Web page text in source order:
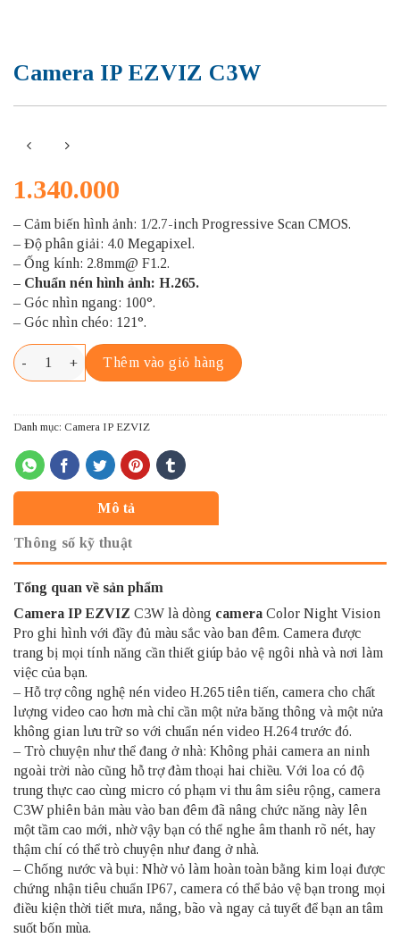
Camera IP EZVIZ C3W
1.340.000
– Cảm biến hình ảnh: 1/2.7-inch Progressive Scan CMOS.
– Độ phân giải: 4.0 Megapixel.
– Ống kính: 2.8mm@ F1.2.
– Chuẩn nén hình ảnh: H.265.
– Góc nhìn ngang: 100°.
– Góc nhìn chéo: 121°.
Camera IP EZVIZ C3W số lượng
Thêm vào giỏ hàng
Danh mục: Camera IP EZVIZ
Mô tả
Thông số kỹ thuật
Tổng quan về sản phẩm
Camera IP EZVIZ C3W là dòng camera Color Night Vision
Pro ghi hình với đầy đủ màu sắc vào ban đêm. Camera được
trang bị mọi tính năng cần thiết giúp bảo vệ ngôi nhà và nơi làm
việc của bạn.
– Hỗ trợ công nghệ nén video H.265 tiên tiến, camera cho chất
lượng video cao hơn mà chỉ cần một nửa băng thông và một nửa
không gian lưu trữ so với chuẩn nén video H.264 trước đó.
– Trò chuyện như thể đang ở nhà: Không phải camera an ninh
ngoài trời nào cũng hỗ trợ đàm thoại hai chiều. Với loa có độ
trung thực cao cùng micro có phạm vi thu âm siêu rộng, camera
C3W phiên bản màu vào ban đêm đã nâng chức năng này lên
một tầm cao mới, nhờ vậy bạn có thể nghe âm thanh rõ nét, hay
thậm chí có thể trò chuyện như đang ở nhà.
– Chống nước và bụi: Nhờ vỏ làm hoàn toàn bằng kim loại được
chứng nhận tiêu chuẩn IP67, camera có thể bảo vệ bạn trong mọi
điều kiện thời tiết mưa, nắng, bão và ngay cả tuyết để bạn an tâm
suốt bốn mùa.